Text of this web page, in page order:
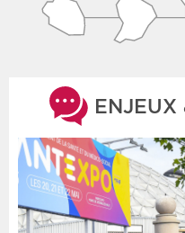
ENJEUX